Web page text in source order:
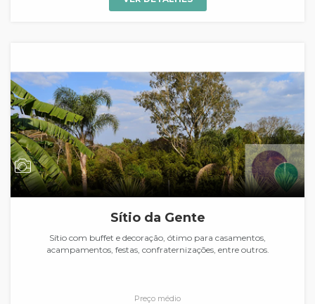
Sítio da Gente
Sítio com buffet e decoração, ótimo para casamentos,
acampamentos, festas, confraternizações, entre outros.
Preço médio